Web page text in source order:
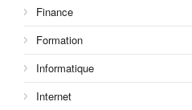
Finance
Formation
Informatique
Internet